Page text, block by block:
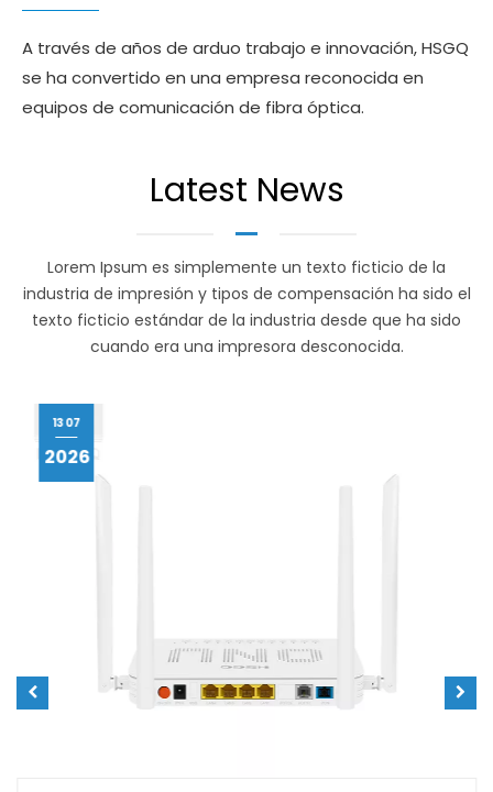
A través de años de arduo trabajo e innovación, HSGQ
se ha convertido en una empresa reconocida en
equipos de comunicación de fibra óptica.
Latest News
Lorem Ipsum es simplemente un texto ficticio de la
industria de impresión y tipos de compensación ha sido el
texto ficticio estándar de la industria desde que ha sido
cuando era una impresora desconocida.
13 07
2026